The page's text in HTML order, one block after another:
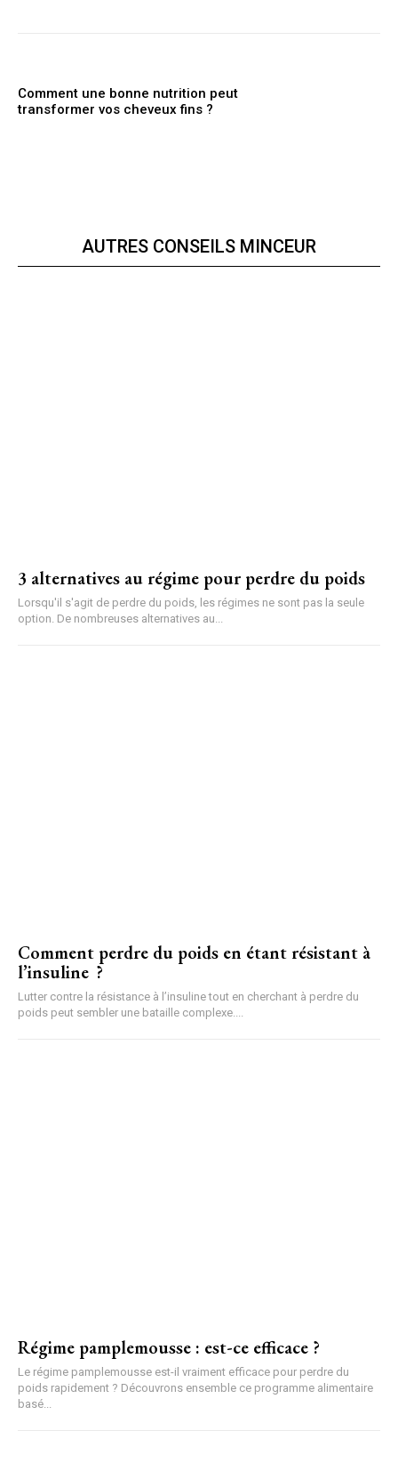
Comment une bonne nutrition peut
transformer vos cheveux fins ?
AUTRES CONSEILS MINCEUR
3 alternatives au régime pour perdre du poids
Lorsqu'il s'agit de perdre du poids, les régimes ne sont pas la seule
option. De nombreuses alternatives au...
Comment perdre du poids en étant résistant à
l’insuline ?
Lutter contre la résistance à l’insuline tout en cherchant à perdre du
poids peut sembler une bataille complexe....
Régime pamplemousse : est-ce efficace ?
Le régime pamplemousse est-il vraiment efficace pour perdre du
poids rapidement ? Découvrons ensemble ce programme alimentaire
basé...